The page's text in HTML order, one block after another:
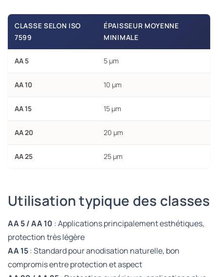
CLASSE SELON ISO
7599
ÉPAISSEUR MOYENNE
MINIMALE
AA 5 5 µm
AA 10 10 µm
AA 15 15 µm
AA 20 20 µm
AA 25 25 µm
Utilisation typique des classes
AA 5 / AA 10 : Applications principalement esthétiques,
protection très légère
AA 15: Standard pour anodisation naturelle, bon
compromis entre protection et aspect